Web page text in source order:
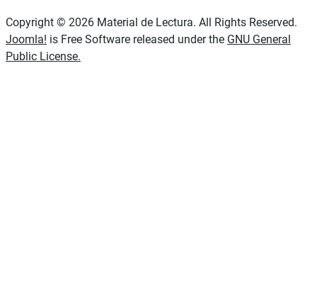
Copyright © 2026 Material de Lectura. All Rights Reserved.
Joomla! is Free Software released under the GNU General
Public License.